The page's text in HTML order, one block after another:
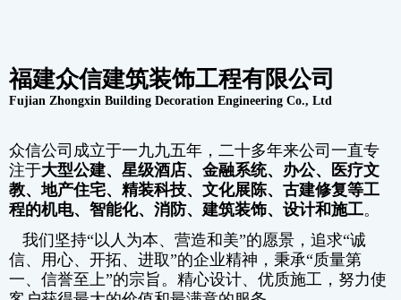
福建众信建筑装饰工程有限公司
Fujian Zhongxin Building Decoration Engineering Co., Ltd
众信公司成立于一九九五年，二十多年来公司一直专
注于大型公建、星级酒店、金融系统、办公、医疗文
教、地产住宅、精装科技、文化展陈、古建修复等工
程的机电、智能化、消防、建筑装饰、设计和施工。
我们坚持“以人为本、营造和美”的愿景，追求“诚
信、用心、开拓、进取”的企业精神，秉承“质量第
一、信誉至上”的宗旨。精心设计、优质施工，努力使